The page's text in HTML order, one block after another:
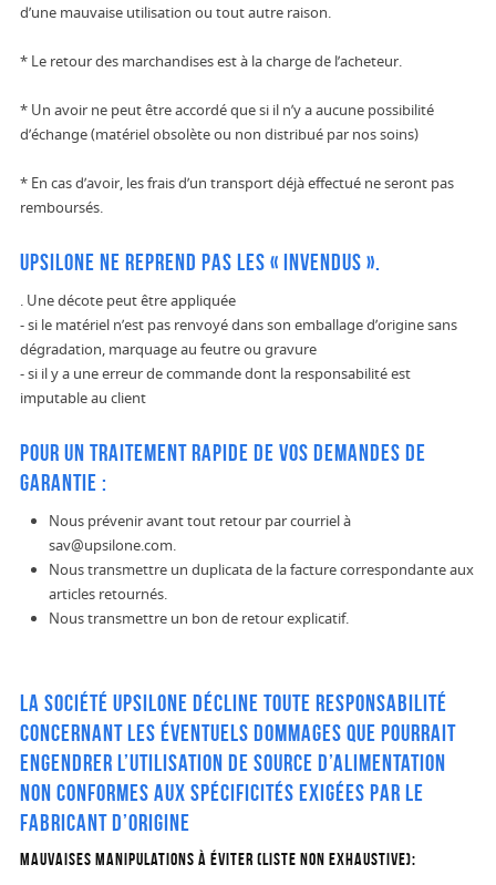
d’une mauvaise utilisation ou tout autre raison.
* Le retour des marchandises est à la charge de l’acheteur.
* Un avoir ne peut être accordé que si il n’y a aucune possibilité
d’échange (matériel obsolète ou non distribué par nos soins)
* En cas d’avoir, les frais d’un transport déjà effectué ne seront pas
remboursés.
UPSILONE ne reprend pas les « invendus ».
. Une décote peut être appliquée
- si le matériel n’est pas renvoyé dans son emballage d’origine sans
dégradation, marquage au feutre ou gravure
- si il y a une erreur de commande dont la responsabilité est
imputable au client
Pour un traitement rapide de vos demandes de
garantie :
Nous prévenir avant tout retour par courriel à
sav@upsilone.com.
Nous transmettre un duplicata de la facture correspondante aux
articles retournés.
Nous transmettre un bon de retour explicatif.
La société UPSILONE décline toute responsabilité
concernant les éventuels dommages que pourrait
engendrer l’utilisation de source d’alimentation
non conformes aux spécificités exigées par le
fabricant d’origine
Mauvaises manipulations à éviter (liste non exhaustive):